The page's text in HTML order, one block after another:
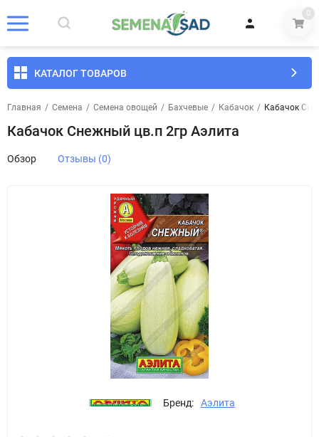
0
КАТАЛОГ ТОВАРОВ
Главная / Семена / Семена овощей / Бахчевые / Кабачок / Кабачок
Кабачок Снежный цв.п 2гр Аэлита
Обзор Отзывы (0)
Бренд: Аэлита